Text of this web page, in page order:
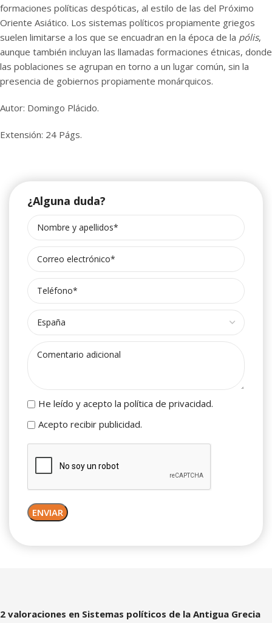
formaciones políticas despóticas, al estilo de las del Próximo
Oriente Asiático. Los sistemas políticos propiamente griegos
suelen limitarse a los que se encuadran en la época de la pólis,
aunque también incluyan las llamadas formaciones étnicas, donde
las poblaciones se agrupan en torno a un lugar común, sin la
presencia de gobiernos propiamente monárquicos.
Autor: Domingo Plácido.
Extensión: 24 Págs.
¿Alguna duda?
He leído y acepto la política de privacidad.
Acepto recibir publicidad.
2 valoraciones en Sistemas políticos de la Antigua Grecia